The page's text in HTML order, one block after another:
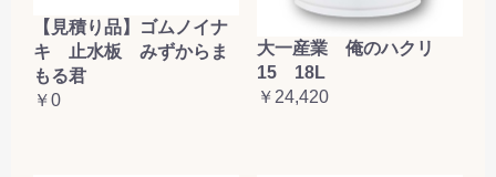
【見積り品】ゴムノイナ
キ 止水板 みずからま
もる君
￥0
大一産業 俺のハクリ
15 18L
￥24,420